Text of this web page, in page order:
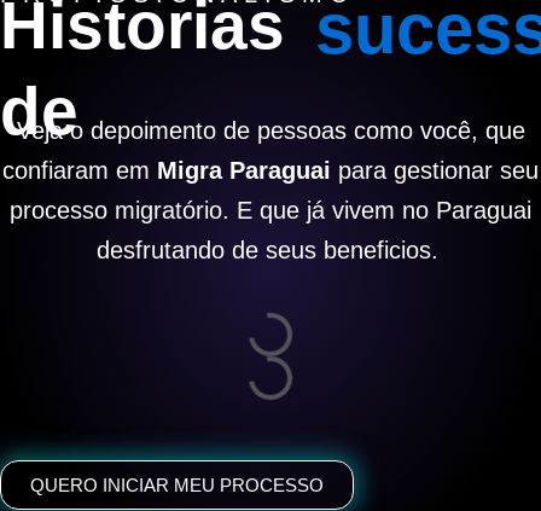
Historias
de
Veja o depoimento de pessoas como você, que
confiaram em Migra Paraguai para gestionar seu
processo migratório. E que já vivem no Paraguai
desfrutando de seus beneficios.
QUERO INICIAR MEU PROCESSO